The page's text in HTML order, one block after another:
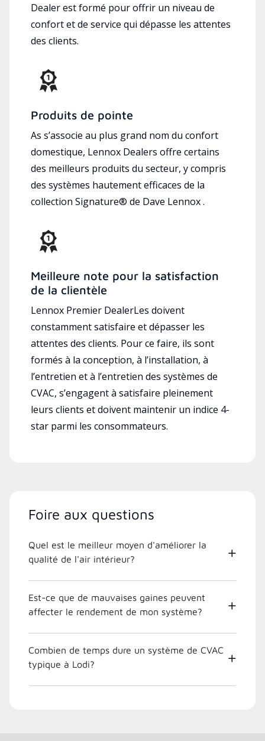
Dealer est formé pour offrir un niveau de
confort et de service qui dépasse les attentes
des clients.
Produits de pointe
As s’associe au plus grand nom du confort
domestique, Lennox Dealers offre certains
des meilleurs produits du secteur, y compris
des systèmes hautement efficaces de la
collection Signature® de Dave Lennox .
Meilleure note pour la satisfaction
de la clientèle
Lennox Premier DealerLes doivent
constamment satisfaire et dépasser les
attentes des clients. Pour ce faire, ils sont
formés à la conception, à l’installation, à
l’entretien et à l’entretien des systèmes de
CVAC, s’engagent à satisfaire pleinement
leurs clients et doivent maintenir un indice 4-
star parmi les consommateurs.
Foire aux questions
Quel est le meilleur moyen d'améliorer la
qualité de l'air intérieur?
Est-ce que de mauvaises gaines peuvent
affecter le rendement de mon système?
Combien de temps dure un système de CVAC
typique à Lodi?